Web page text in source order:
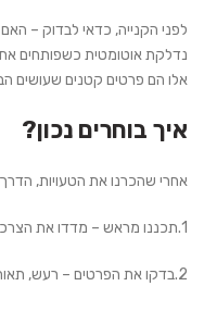
לפני הקנייה, כדאי לבדוק –
נדלקת אוטומטית כשפותחים
אלו הם פרטים קטנים שעושים
איך בוחרים נכון?
אחרי שהכרנו את הטעויות, הדרך
1.תכננו מראש – מדדו את
2.בדקו את הפרטים – רעש,